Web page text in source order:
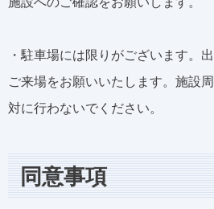
・駐車場には限りがございます。
ご来場をお願いいたします。施設
対に行わないでください。
同意事項